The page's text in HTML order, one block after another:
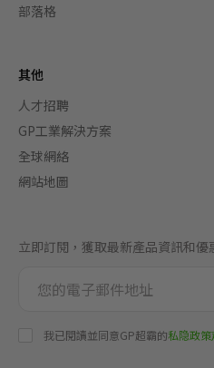
部落格
其他
人才招聘
GP工業解決方案
全球網絡
網站地圖
立即訂閱，獲取最新產品資訊和優
我已閱讀並同意GP超霸的私隐政